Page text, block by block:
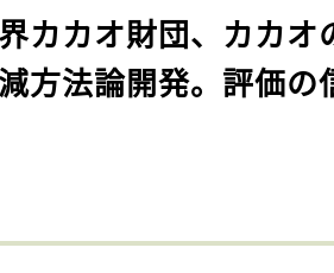
界カカオ財団、カカオ
方法論開発。評価の